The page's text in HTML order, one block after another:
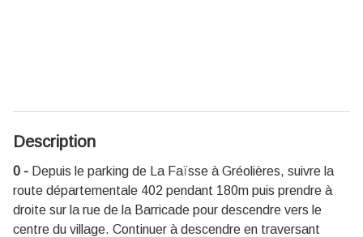
Description
0 - Depuis le parking de La Faïsse à Gréolières, suivre la
route départementale 402 pendant 180m puis prendre à
droite sur la rue de la Barricade pour descendre vers le
centre du village. Continuer à descendre en traversant